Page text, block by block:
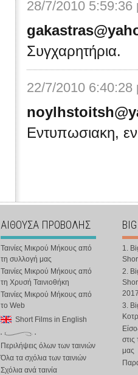
28/7/2010 5:59:36
Συγχαρητήρια.
22/7/2010 6:40:28
Eντυπωσιακη,
ΑΙΘΟΥΣΑ ΠΡΟΒΟΛΗΣ
Ταινίες Μικρού Μήκους από
τη συλλογή μας
Ταινίες Μικρού Μήκους από
τη Χρυσή Ταινιοθήκη
Ταινίες Μικρού Μήκους από
το Web
Short Films in English
Περιλήψεις όλων των ταινιών
Όλα τα σχόλια των ταινιών
Σχόλια ανά ταινία
1.
2.
3.
στις
μας